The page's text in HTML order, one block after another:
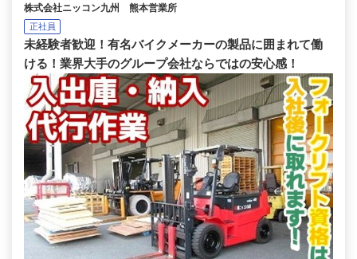
株式会社ニッコン九州 熊本営業所
正社員
未経験者歓迎！有名バイクメーカーの製品に囲まれて働
ける！業界大手のグループ会社ならではの安心感！